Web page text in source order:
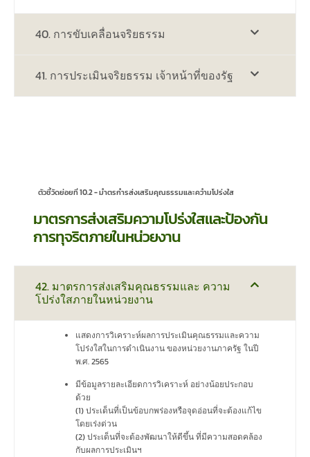
40. การขับเคลื่อนจริยธรรม
41. การประเมินจริยธรรม เจ้าหน้าที่ของรัฐ
ตัวชี้วัดย่อยที่ 10.2 - มําตรกํารส่งเสริมคุณธรรมและควํามโปร่งใส
มาตรการส่งเสริมความโปร่งใสและป้องกัน
การทุจริตภายในหน่วยงาน
42. มาตรการส่งเสริมคุณธรรมและ ความ
โปร่งใสภายในหน่วยงาน
แสดงการวิเคราะห์ผลการประเมินคุณธรรมและความ
โปร่งใสในการดำเนินงาน ของหน่วยงานภาครัฐ ในปี
พ.ศ. 2565
มีข้อมูลรายละเอียดการวิเคราะห์ อย่างน้อยประกอบ
ด้วย
(1) ประเด็นที่เป็นข้อบกพร่องหรือจุดอ่อนที่จะต้องแก้ไข
โดยเร่งด่วน
(2) ประเด็นที่จะต้องพัฒนาให้ดีขึ้น ที่มีความสอดคล้อง
กับผลการประเมินฯ